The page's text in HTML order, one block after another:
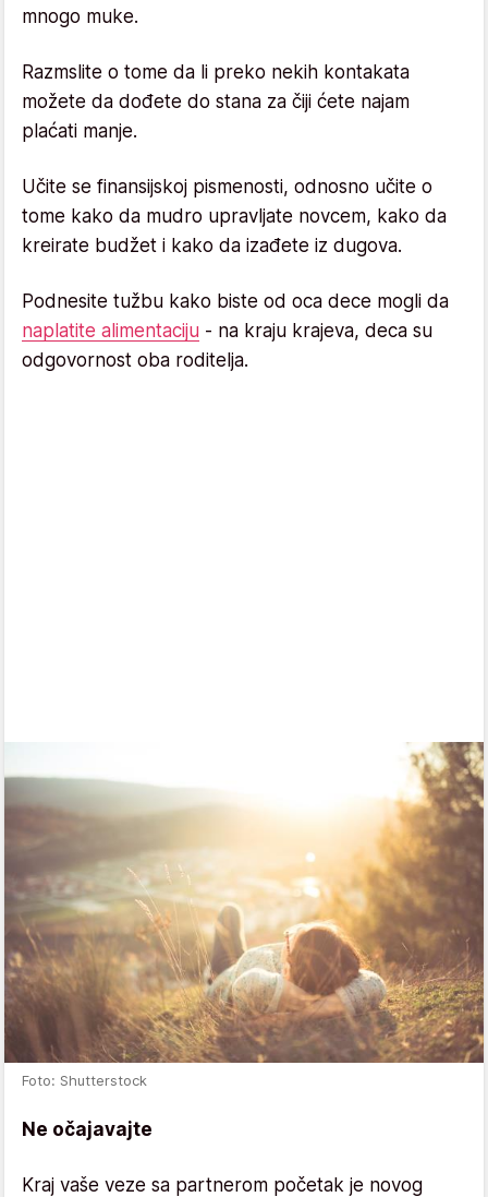
mnogo muke.
Razmslite o tome da li preko nekih kontakata
možete da dođete do stana za čiji ćete najam
plaćati manje.
Učite se finansijskoj pismenosti, odnosno učite o
tome kako da mudro upravljate novcem, kako da
kreirate budžet i kako da izađete iz dugova.
Podnesite tužbu kako biste od oca dece mogli da
naplatite alimentaciju - na kraju krajeva, deca su
odgovornost oba roditelja.
Foto: Shutterstock
Ne očajavajte
Kraj vaše veze sa partnerom početak je novog